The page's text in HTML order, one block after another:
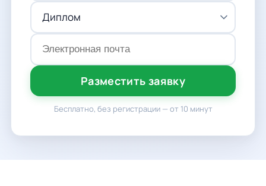
Разместить заявку
Бесплатно, без регистрации — от 10 минут